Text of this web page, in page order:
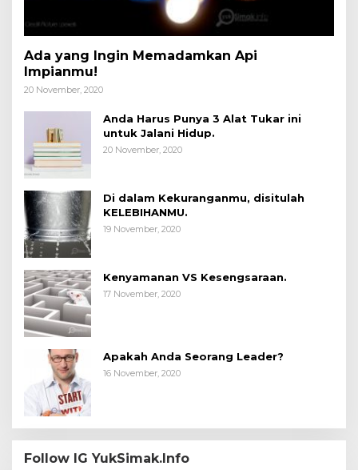
Ada yang Ingin Memadamkan Api
Impianmu!
20 November, 2020
Anda Harus Punya 3 Alat Tukar ini
untuk Jalani Hidup.
20 November, 2020
Di dalam Kekuranganmu, disitulah
KELEBIHANMU.
19 November, 2020
Kenyamanan VS Kesengsaraan.
17 November, 2020
Apakah Anda Seorang Leader?
16 November, 2020
Follow IG YukSimak.Info